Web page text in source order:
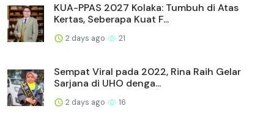
KUA-PPAS 2027 Kolaka: Tumbuh di Atas
Kertas, Seberapa Kuat F...
2 days ago 21
Sempat Viral pada 2022, Rina Raih Gelar
Sarjana di UHO denga...
2 days ago 16